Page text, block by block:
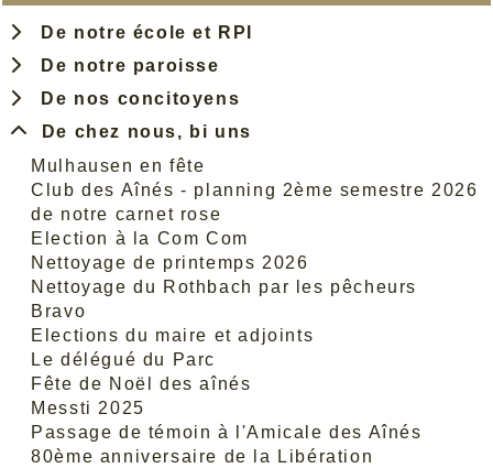
De notre école et RPI
De notre paroisse
De nos concitoyens
De chez nous, bi uns
Mulhausen en fête
Club des Aînés - planning 2ème semestre 2026
de notre carnet rose
Election à la Com Com
Nettoyage de printemps 2026
Nettoyage du Rothbach par les pêcheurs
Bravo
Elections du maire et adjoints
Le délégué du Parc
Fête de Noël des aînés
Messti 2025
Passage de témoin à l'Amicale des Aînés
80ème anniversaire de la Libération